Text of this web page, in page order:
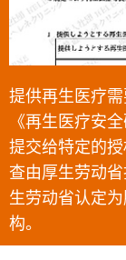
提供再生医疗
《再生医疗安
提交给特定的
查由厚生劳动
生劳动省认定
构。